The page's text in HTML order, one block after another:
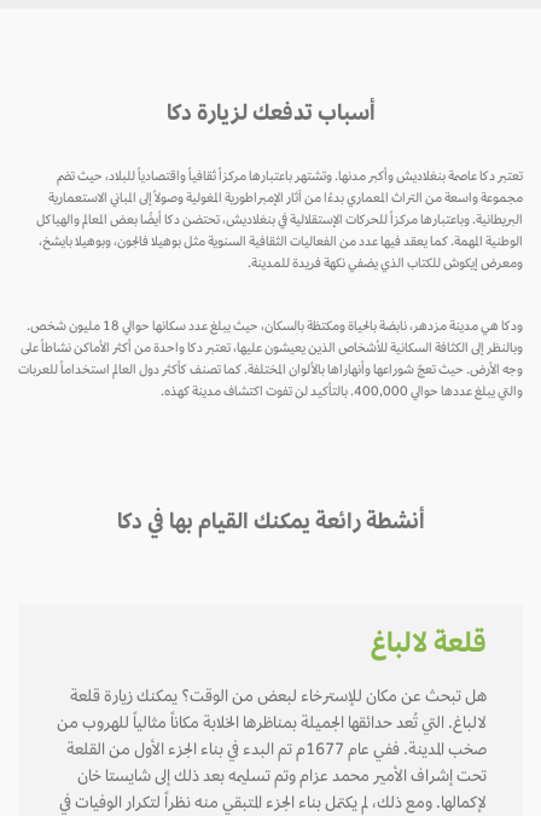
أسباب تدفعك لزيارة دكا
تعتبر دكا عاصمة بنغلاديش وأكبر مدنها. وتشتهر باعتبارها مركزاً ثقافياً واقتصادياً للبلاد، حيث تضم
مجموعة واسعة من التراث المعماري بدءًا من آثار الإمبراطورية المغولية وصولاً إلى المباني الاستعمارية
البريطانية. وباعتبارها مركزاً للحركات الإستقلالية في بنغلاديش، تحتضن دكا أيضًا بعض المعالم والهياكل
الوطنية المهمة. كما يعقد فيها عدد من الفعاليات الثقافية السنوية مثل بوهيلا فالجون، وبوهيلا بايشخ،
ومعرض إيكوش للكتاب الذي يضفي نكهة فريدة للمدينة.
ودكا هي مدينة مزدهر، نابضة بالحياة ومكتظة بالسكان، حيث يبلغ عدد سكانها حوالي 18 مليون شخص.
وبالنظر إلى الكثافة السكانية للأشخاص الذين يعيشون عليها، تعتبر دكا واحدة من أكثر الأماكن نشاطاً على
وجه الأرض. حيث تعجّ شوراعها وأنهاراها بالألوان المختلفة. كما تصنف كأكثر دول العالم استخداماً للعربات
والتي يبلغ عددها حوالي 400,000. بالتأكيد لن تفوت اكتشاف مدينة كهذه.
أنشطة رائعة يمكنك القيام بها في دكا
قلعة لالباغ
هل تبحث عن مكان للإسترخاء لبعض من الوقت؟ يمكنك زيارة قلعة
لالباغ. التي تُعد حدائقها الجميلة بمناظرها الخلابة مكاناً مثالياً للهروب من
صخب المدينة. ففي عام 1677م تم البدء في بناء الجزء الأول من القلعة
تحت إشراف الأمير محمد عزام وتم تسليمه بعد ذلك إلى شايستا خان
لإكمالها. ومع ذلك، لم يكتمل بناء الجزء المتبقي منه نظراً لتكرار الوفيات في